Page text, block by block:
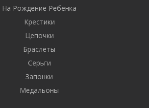
На Рождение Ребенка
Крестики
Цепочки
Браслеты
Серьги
Запонки
Медальоны